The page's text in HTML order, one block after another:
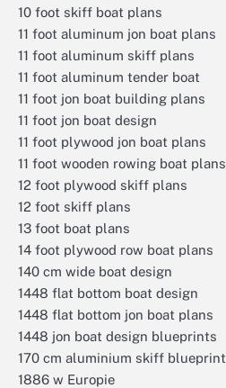
10 foot skiff boat plans
11 foot aluminum jon boat plans
11 foot aluminum skiff plans
11 foot aluminum tender boat
11 foot jon boat building plans
11 foot jon boat design
11 foot plywood jon boat plans
11 foot wooden rowing boat plans
12 foot plywood skiff plans
12 foot skiff plans
13 foot boat plans
14 foot plywood row boat plans
140 cm wide boat design
1448 flat bottom boat design
1448 flat bottom jon boat plans
1448 jon boat design blueprints
170 cm aluminium skiff blueprint
1886 w Europie